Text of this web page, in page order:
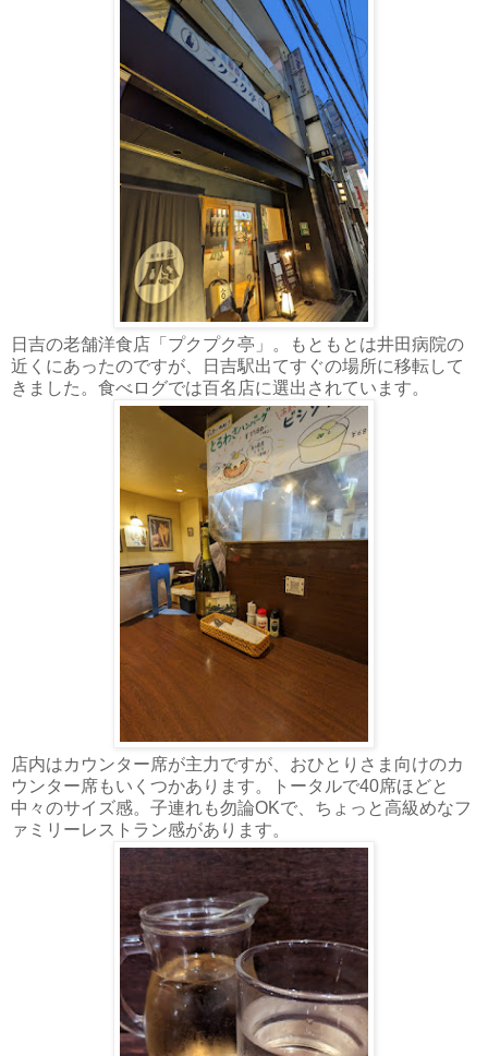
日吉の老舗洋食店「プクプク亭」。もともとは井田病院の
近くにあったのですが、日吉駅出てすぐの場所に移転して
きました。食べログでは百名店に選出されています。
店内はカウンター席が主力ですが、おひとりさま向けのカ
ウンター席もいくつかあります。トータルで40席ほどと
中々のサイズ感。子連れも勿論OKで、ちょっと高級めなフ
ァミリーレストラン感があります。